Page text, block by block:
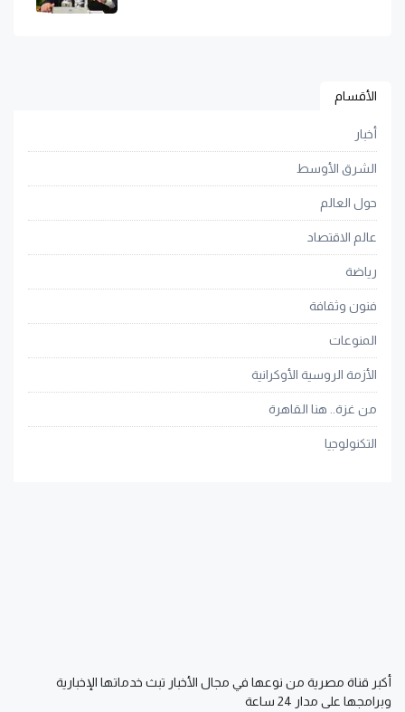
الأقسام
أخبار
الشرق الأوسط
حول العالم
عالم الاقتصاد
رياضة
فنون وثقافة
المنوعات
الأزمة الروسية الأوكرانية
من غزة.. هنا القاهرة
التكنولوجيا
أكبر قناة مصرية من نوعها في مجال الأخبار تبث خدماتها الإخبارية
وبرامجها على مدار 24 ساعة